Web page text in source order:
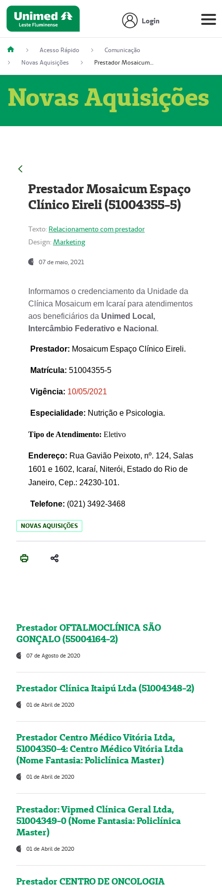
Login
Acesso Rápido
Comunicação
Novas Aquisições
Prestador Mosaicum Espaço Clínico Eireli (51004355-5)
Novas Aquisições
Prestador Mosaicum Espaço
Clínico Eireli (51004355-5)
Texto: Relacionamento com prestador
Design: Marketing
07 de maio, 2021
Informamos o credenciamento da Unidade da
Clínica Mosaicum em Icaraí para atendimentos
aos beneficiários da Unimed Local,
Intercâmbio Federativo e Nacional .
Prestador: Mosaicum Espaço Clínico Eireli.
Matrícula: 51004355-5
Vigência: 10/05/2021
Especialidade: Nutrição e Psicologia.
Tipo de Atendimento: Eletivo
Endereço: Rua Gavião Peixoto, nº. 124, Salas
1601 e 1602, Icaraí, Niterói, Estado do Rio de
Janeiro, Cep.: 24230-101.
Telefone: (021) 3492-3468
NOVAS AQUISIÇÕES
Prestador OFTALMOCLÍNICA SÃO
GONÇALO (55004164-2)
07 de Agosto de 2020
Prestador Clínica Itaipú Ltda (51004348-2)
01 de Abril de 2020
Prestador Centro Médico Vitória Ltda,
51004350-4: Centro Médico Vitória Ltda
(Nome Fantasia: Policlínica Master)
01 de Abril de 2020
Prestador: Vipmed Clínica Geral Ltda,
51004349-0 (Nome Fantasia: Policlínica
Master)
01 de Abril de 2020
Prestador CENTRO DE ONCOLOGIA